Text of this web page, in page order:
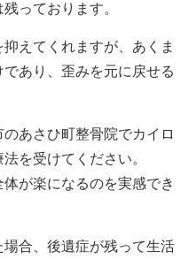
っております。
えてくれますが、あくま
あり、歪みを元に戻せる
あさひ町整骨院でカイロ
を受けてください。
が楽になるのを実感でき
合、後遺症が残って生活